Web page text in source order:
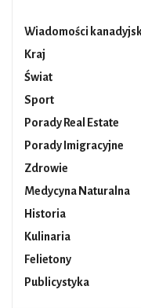
Wiadomości
Kraj
Świat
Sport
Porady Real Estate
Porady Imigracyjne
Zdrowie
Medycyna Naturalna
Historia
Kulinaria
Felietony
Publicystyka